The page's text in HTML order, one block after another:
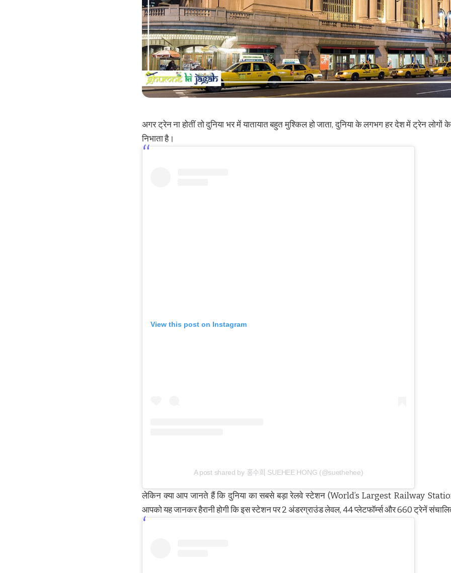
अगर ट्रेन ना होतीं तो दुनिया भर में यातायात बहुत मुश्किल हो जाता, दुनिया के लगभग हर देश में ट्रेन लोगों
निभाता है।
View this post on Instagram
A post shared by 홍수희 SUEHEE HONG (@suethehee)
लेकिन क्या आप जानते हैं कि दुनिया का सबसे बड़ा रेलवे स्टेशन (World’s Largest Railway
आपको यह जानकर हैरानी होगी कि इस स्टेशन पर 2 अंडरग्राउंड लेवल, 44 प्लेटफॉर्म्स और 660 ट्रेनें